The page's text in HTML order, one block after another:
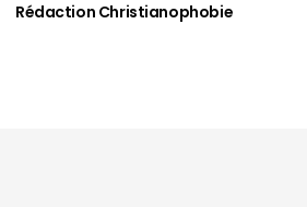
Rédaction Christianophobie